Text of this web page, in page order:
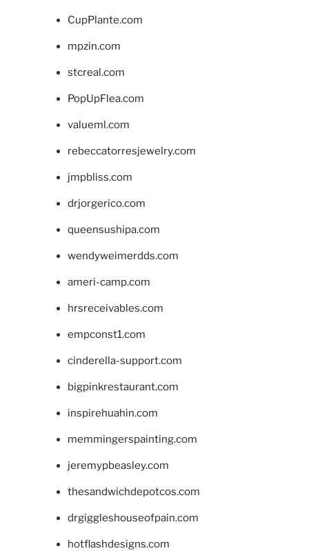
CupPlante.com
mpzin.com
stcreal.com
PopUpFlea.com
valueml.com
rebeccatorresjewelry.com
jmpbliss.com
drjorgerico.com
queensushipa.com
wendyweimerdds.com
ameri-camp.com
hrsreceivables.com
empconst1.com
cinderella-support.com
bigpinkrestaurant.com
inspirehuahin.com
memmingerspainting.com
jeremypbeasley.com
thesandwichdepotcos.com
drgiggleshouseofpain.com
hotflashdesigns.com